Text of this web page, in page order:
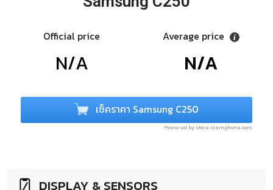
Official price
N/A
Average price
N/A
เช็คราคา Samsung C250
Powered by store.siamphone.com
DISPLAY & SENSORS